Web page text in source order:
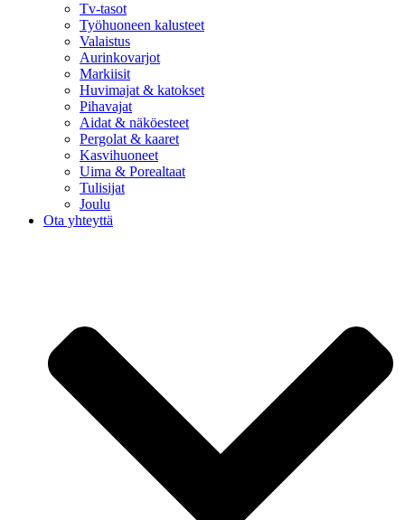
Tv-tasot
Työhuoneen kalusteet
Valaistus
Aurinkovarjot
Markiisit
Huvimajat & katokset
Pihavajat
Aidat & näköesteet
Pergolat & kaaret
Kasvihuoneet
Uima & Porealtaat
Tulisijat
Joulu
Ota yhteyttä